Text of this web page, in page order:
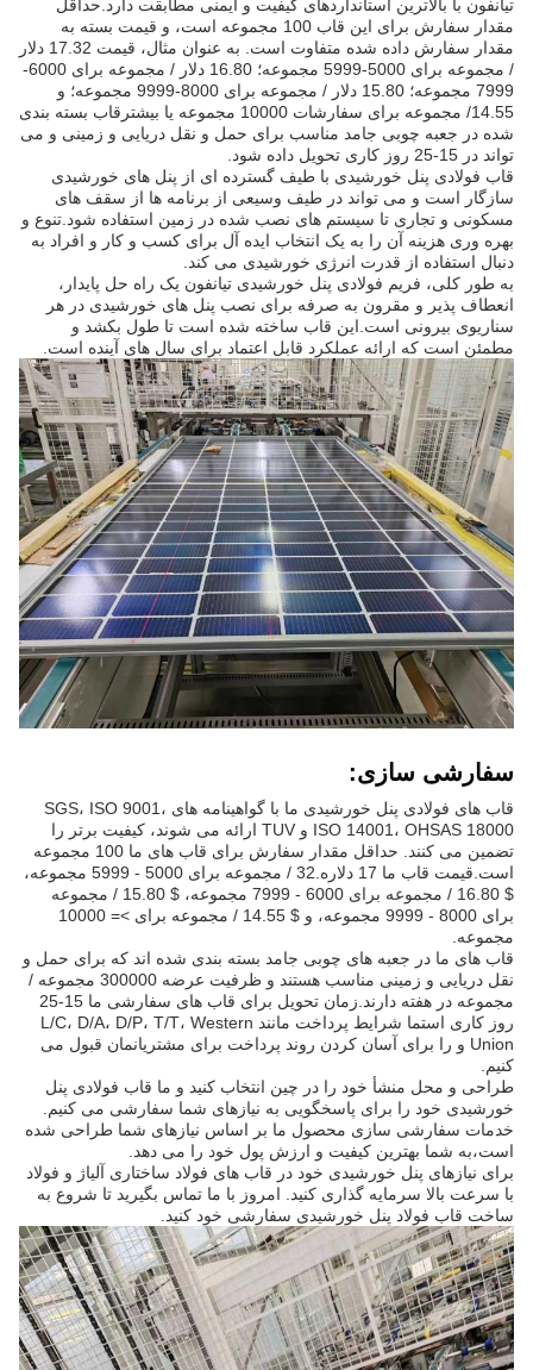
تیانفون با بالاترین استانداردهای کیفیت و ایمنی مطابقت دارد.حداقل
مقدار سفارش برای این قاب 100 مجموعه است، و قیمت بسته به
مقدار سفارش داده شده متفاوت است. به عنوان مثال، قیمت 17.32 دلار
/ مجموعه برای 5000-5999 مجموعه؛ 16.80 دلار / مجموعه برای 6000-
7999 مجموعه؛ 15.80 دلار / مجموعه برای 8000-9999 مجموعه؛ و
14.55/ مجموعه برای سفارشات 10000 مجموعه یا بیشترقاب بسته بندی
شده در جعبه چوبی جامد مناسب برای حمل و نقل دریایی و زمینی و می
تواند در 15-25 روز کاری تحویل داده شود.
قاب فولادی پنل خورشیدی با طیف گسترده ای از پنل های خورشیدی
سازگار است و می تواند در طیف وسیعی از برنامه ها از سقف های
مسکونی و تجاری تا سیستم های نصب شده در زمین استفاده شود.تنوع و
بهره وری هزینه آن را به یک انتخاب ایده آل برای کسب و کار و افراد به
دنبال استفاده از قدرت انرژی خورشیدی می کند.
به طور کلی، فریم فولادی پنل خورشیدی تیانفون یک راه حل پایدار،
انعطاف پذیر و مقرون به صرفه برای نصب پنل های خورشیدی در هر
سناریوی بیرونی است.اين قاب ساخته شده است تا طول بکشد و
مطمئن است که ارائه عملکرد قابل اعتماد برای سال های آینده است.
سفارشی سازی:
قاب های فولادی پنل خورشیدی ما با گواهینامه های SGS، ISO 9001،
ISO 14001، OHSAS 18000 و TUV ارائه می شوند، کیفیت برتر را
تضمین می کنند. حداقل مقدار سفارش برای قاب های ما 100 مجموعه
است.قیمت قاب ما 17 دلاره.32 / مجموعه برای 5000 - 5999 مجموعه،
$ 16.80 / مجموعه برای 6000 - 7999 مجموعه، $ 15.80 / مجموعه
برای 8000 - 9999 مجموعه، و $ 14.55 / مجموعه برای >= 10000
مجموعه.
قاب های ما در جعبه های چوبی جامد بسته بندی شده اند که برای حمل و
نقل دریایی و زمینی مناسب هستند و ظرفیت عرضه 300000 مجموعه /
مجموعه در هفته دارند.زمان تحویل برای قاب های سفارشی ما 15-25
روز کاری استما شرایط پرداخت مانند L/C، D/A، D/P، T/T، Western
Union و را برای آسان کردن روند پرداخت برای مشتریانمان قبول می
کنیم.
طراحی و محل منشأ خود را در چین انتخاب کنید و ما قاب فولادی پنل
خورشیدی خود را برای پاسخگویی به نیازهای شما سفارشی می کنیم.
خدمات سفارشی سازی محصول ما بر اساس نیازهای شما طراحی شده
است،به شما بهترین کیفیت و ارزش پول خود را می دهد.
برای نیازهای پنل خورشیدی خود در قاب های فولاد ساختاری آلیاژ و فولاد
با سرعت بالا سرمایه گذاری کنید. امروز با ما تماس بگیرید تا شروع به
ساخت قاب فولاد پنل خورشیدی سفارشی خود کنید.